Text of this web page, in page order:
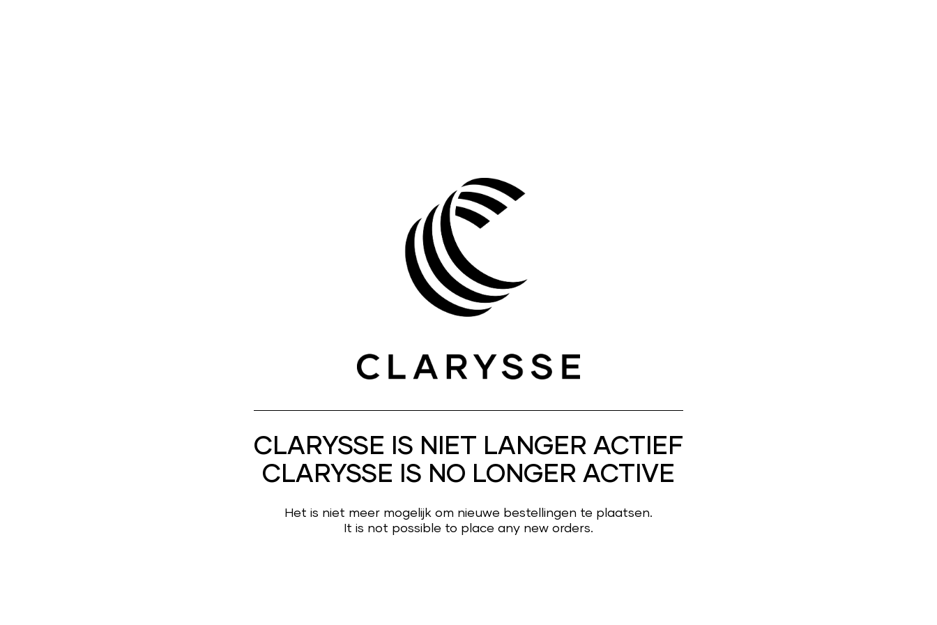
CLARYSSE IS NIET LANGER ACTIEF
CLARYSSE IS NO LONGER ACTIVE
Het is niet meer mogelijk om nieuwe bestellingen te plaatsen.
It is not possible to place any new orders.